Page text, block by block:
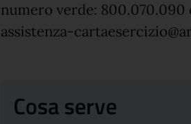
numero verde:
assistenza-
Cosa serve